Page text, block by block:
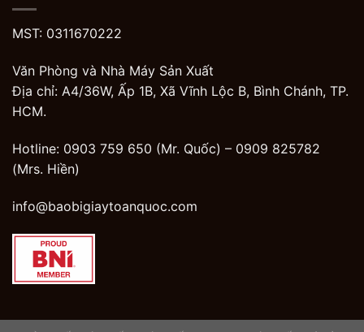
MST: 0311670222
Văn Phòng và Nhà Máy Sản Xuất
Địa chỉ: A4/36W, Ấp 1B, Xã Vĩnh Lộc B, Bình Chánh, TP.
HCM.
Hotline: 0903 759 650 (Mr. Quốc) – 0909 825782
(Mrs. Hiền)
info@baobigiaytoanquoc.com